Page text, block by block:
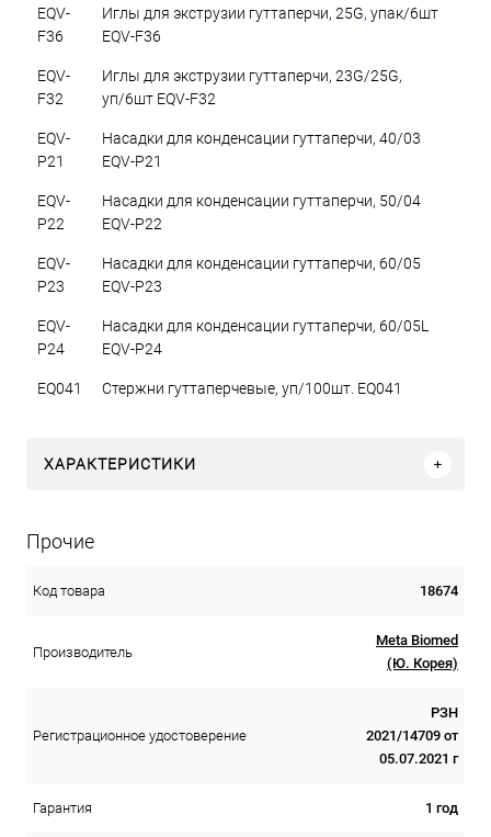
EQV-
F36
Иглы для экструзии гуттаперчи, 25G, упак/6шт
EQV-F36
EQV-
F32
Иглы для экструзии гуттаперчи, 23G/25G,
уп/6шт EQV-F32
EQV-
P21
Насадки для конденсации гуттаперчи, 40/03
EQV-P21
EQV-
P22
Насадки для конденсации гуттаперчи, 50/04
EQV-P22
EQV-
P23
Насадки для конденсации гуттаперчи, 60/05
EQV-P23
EQV-
P24
Насадки для конденсации гуттаперчи, 60/05L
EQV-P24
EQ041 Стержни гуттаперчевые, уп/100шт. EQ041
ХАРАКТЕРИСТИКИ
Прочие
Код товара 18674
Производитель
Meta Biomed
(Ю. Корея)
Регистрационное удостоверение
РЗН
2021/14709 от
05.07.2021 г
Гарантия 1 год